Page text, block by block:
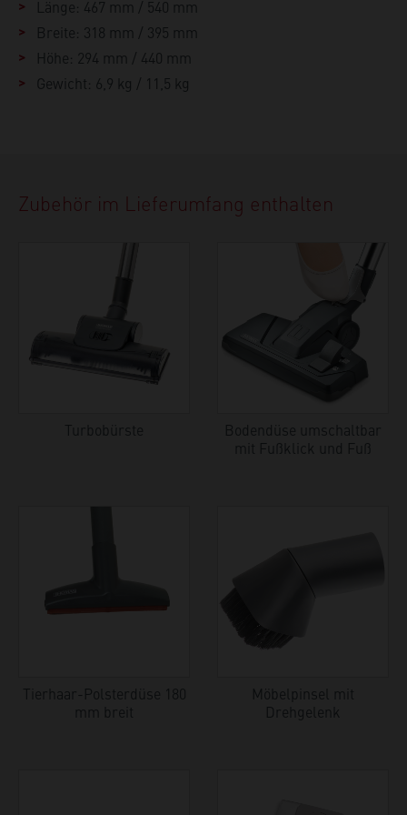
Länge: 467 mm / 540 mm
Breite: 318 mm / 395 mm
Höhe: 294 mm / 440 mm
Gewicht: 6,9 kg / 11,5 kg
Zubehör im Lieferumfang enthalten
Turbobürste
Bodendüse umschaltbar
mit Fußklick und Fuß
Tierhaar-Polsterdüse 180
mm breit
Möbelpinsel mit
Drehgelenk